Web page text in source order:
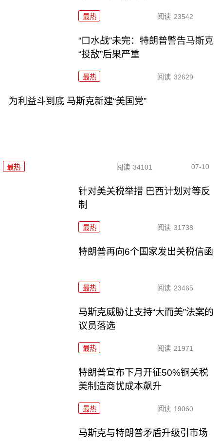
最热 阅读 23542
“口水战”未完：特朗普警告马斯克
“投敌”后果严重
最热 阅读 32629
为利益斗到底 马斯克新建“美国党”
最热 阅读 34101 07-10
针对美关税举措 巴西计划对等反
制
最热 阅读 31738
特朗普再向6个国家发出关税信函
最热 阅读 23465
马斯克威胁让支持“大而美”法案的
议员落选
最热 阅读 21971
特朗普宣布下月开征50%铜关税
美制造商忧成本飙升
最热 阅读 19060
马斯克与特朗普矛盾升级引市场